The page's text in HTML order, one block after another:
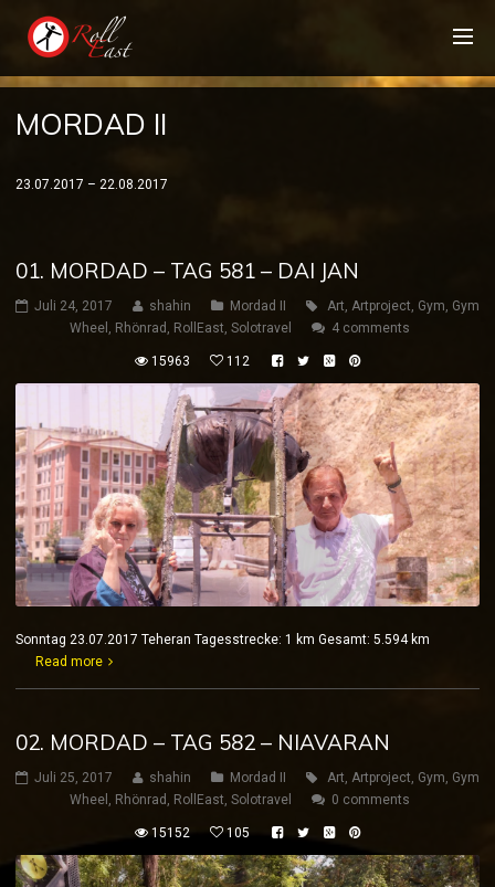
MORDAD II
23.07.2017 – 22.08.2017
01. MORDAD – TAG 581 – DAI JAN
Juli 24, 2017 shahin Mordad II Art, Artproject, Gym, Gym
Wheel , Rhönrad , RollEast, Solotravel 4 comments
15963 112
Sonntag 23.07.2017 Teheran Tagesstrecke: 1 km Gesamt: 5.594 km
Read more
02. MORDAD – TAG 582 – NIAVARAN
Juli 25, 2017 shahin Mordad II Art, Artproject, Gym, Gym
Wheel , Rhönrad , RollEast, Solotravel 0 comments
15152 105